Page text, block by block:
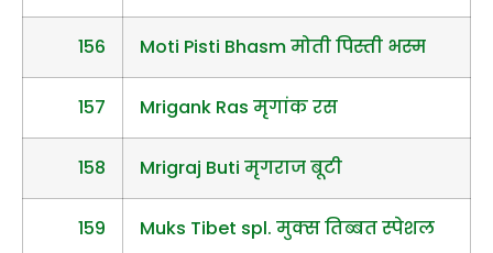
156 Moti Pisti Bhasm मोती पिस्ती भस्म
157 Mrigank Ras मृगांक रस
158 Mrigraj Buti मृगराज बूटी
159 Muks Tibet spl. मुक्स तिब्बत स्पेशल